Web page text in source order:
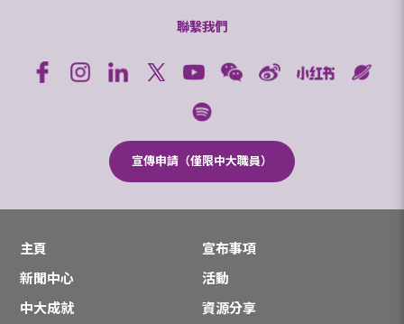
聯繫我們
宣傳申請（僅限中大職員）
主頁
宣布事項
新聞中心
活動
中大成就
資源分享